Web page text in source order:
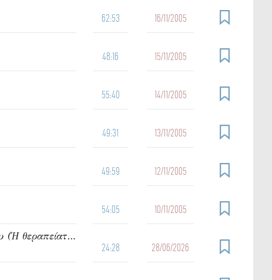
62:53 16/11/2005
48:16 15/11/2005
55:40 14/11/2005
49:31 13/11/2005
49:59 12/11/2005
54:05 10/11/2005
912. Ὁμιλία τοῦ π. Ἰωάννου Γρίντζου Κυριακή Δ΄ Ματθαίου (Ἡ θεραπείατοῦ δούλου τοῦ ἑκατοντάρχου)
24:28 28/06/2026